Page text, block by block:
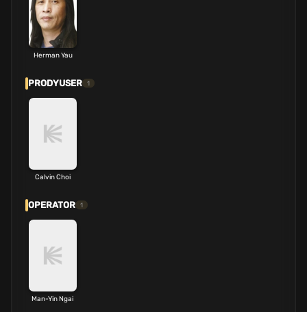
Herman Yau
PRODYUSER 1
Calvin Choi
OPERATOR 1
Man-Yin Ngai